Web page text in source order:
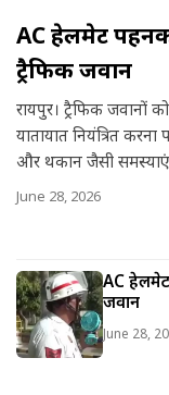
AC हेलमेट
ट्रैफिक जवान
रायपुर। ट्रैफिक
यातायात नियंत्रित करना
और थकान जैसी
June 28, 2026
AC
जवान
June 28,